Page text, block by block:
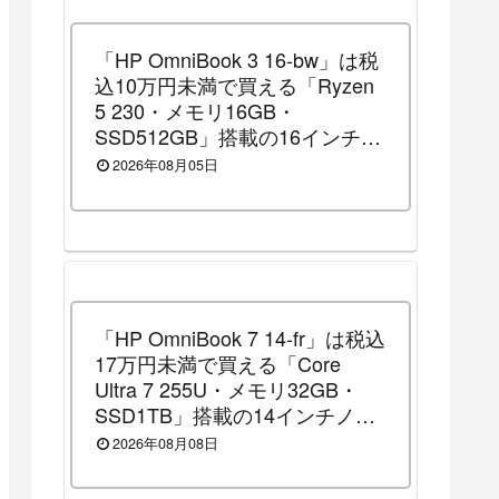
「HP OmniBook 3 16-bw」は税
込10万円未満で買える「Ryzen
5 230・メモリ16GB・
SSD512GB」搭載の16インチノ
ートパソコンです！（2026年8
ル中）
2026年08月05日
「HP OmniBook 7 14-fr」は税込
17万円未満で買える「Core
Ultra 7 255U・メモリ32GB・
SSD1TB」搭載の14インチノー
トパソコンです！（2026年8月
中）
2026年08月08日